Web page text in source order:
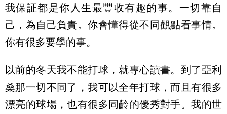
我保証都是你人生最豐收有趣的事。一切靠自
己，為自己負責。你會懂得從不同觀點看事情。
你有很多要學的事。
以前的冬天我不能打球，就專心讀書。到了亞利
桑那一切不同了，我可以全年打球，而且有很多
漂亮的球場，也有很多同齡的優秀對手。我的世